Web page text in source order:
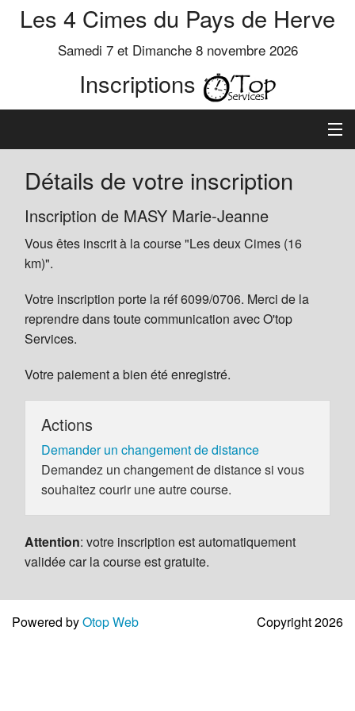
Les 4 Cimes du Pays de Herve
Samedi 7 et Dimanche 8 novembre 2026
Inscriptions
Inscription
Préinscrits
Informations
Détails de votre inscription
Inscription de MASY Marie-Jeanne
Vous êtes inscrit à la course "Les deux Cimes (16
km)".
Votre inscription porte la réf 6099/0706. Merci de la
reprendre dans toute communication avec O'top
Services.
Votre paiement a bien été enregistré.
Actions
Demander un changement de distance
Demandez un changement de distance si vous
souhaitez courir une autre course.
Attention: votre inscription est automatiquement
validée car la course est gratuite.
Powered byOtop Web Copyright 2026